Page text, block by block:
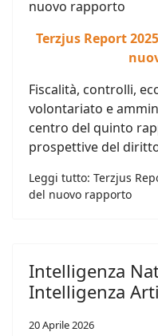
Terzjus Report
Fiscalità, controlli,
volontariato e
centro del quinto
prospettive del
Leggi tutto: Terzjus
del nuovo rapporto
Intelligenza
Intelligenza
20 Aprile 2026